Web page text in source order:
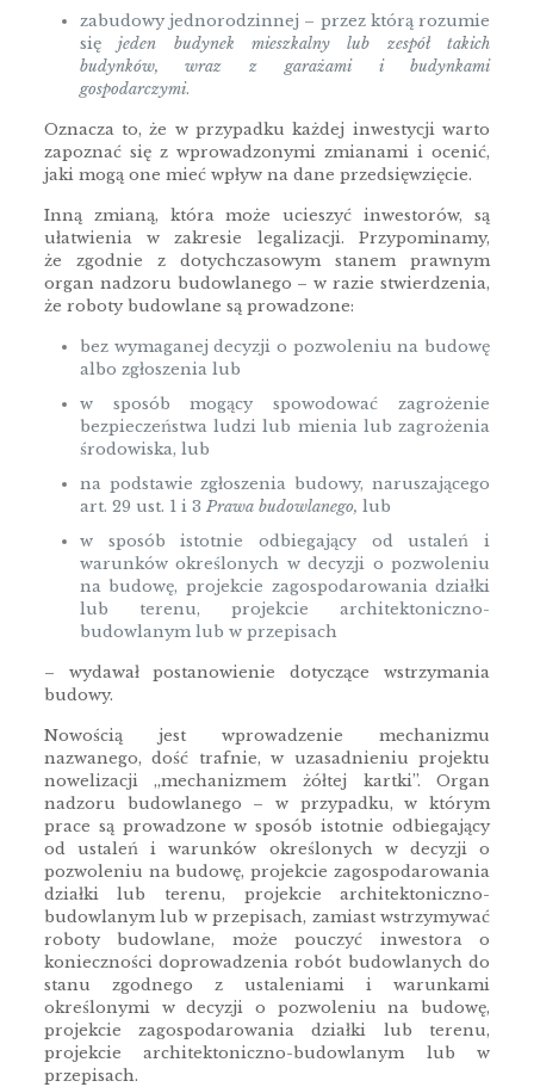
zabudowy jednorodzinnej – przez którą rozumie
sięjeden budynek mieszkalny lub zespół takich
budynków, wraz z garażami i budynkami
gospodarczymi.
Oznacza to, że w przypadku każdej inwestycji warto
zapoznać się z wprowadzonymi zmianami i ocenić,
jaki mogą one mieć wpływ na dane przedsięwzięcie.
Inną zmianą, która może ucieszyć inwestorów, są
ułatwienia w zakresie legalizacji. Przypominamy,
że zgodnie z dotychczasowym stanem prawnym
organ nadzoru budowlanego – w razie stwierdzenia,
że roboty budowlane są prowadzone:
bez wymaganej decyzji o pozwoleniu na budowę
albo zgłoszenia lub
w sposób mogący spowodować zagrożenie
bezpieczeństwa ludzi lub mienia lub zagrożenia
środowiska, lub
na podstawie zgłoszenia budowy, naruszającego
art. 29 ust. 1 i 3 Prawa budowlanego, lub
w sposób istotnie odbiegający od ustaleń i
warunków określonych w decyzji o pozwoleniu
na budowę, projekcie zagospodarowania działki
lub terenu, projekcie architektoniczno-
budowlanym lub w przepisach
– wydawał postanowienie dotyczące wstrzymania
budowy.
Nowością jest wprowadzenie mechanizmu
nazwanego, dość trafnie, w uzasadnieniu projektu
nowelizacji „mechanizmem żółtej kartki”. Organ
nadzoru budowlanego – w przypadku, w którym
prace są prowadzone w sposób istotnie odbiegający
od ustaleń i warunków określonych w decyzji o
pozwoleniu na budowę, projekcie zagospodarowania
działki lub terenu, projekcie architektoniczno-
budowlanym lub w przepisach, zamiast wstrzymywać
roboty budowlane, może pouczyć inwestora o
konieczności doprowadzenia robót budowlanych do
stanu zgodnego z ustaleniami i warunkami
określonymi w decyzji o pozwoleniu na budowę,
projekcie zagospodarowania działki lub terenu,
projekcie architektoniczno-budowlanym lub w
przepisach.